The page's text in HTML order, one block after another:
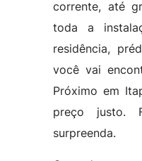
corrente, até
toda a
residência,
você vai
Próximo em
preço justo.
surpreenda.